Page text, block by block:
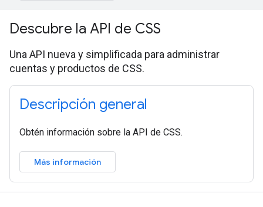
Descubre la API de CSS
Una API nueva y simplificada para administrar
cuentas y productos de CSS.
Descripción general
Obtén información sobre la API de CSS.
Más información